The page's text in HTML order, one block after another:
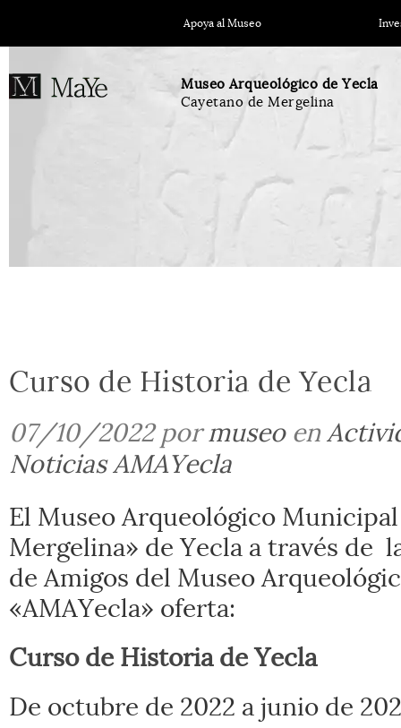
Apoya al Museo
Museo Arqueológico de Yecla
Cayetano de Mergelina
Curso de Historia de Yecla
07/10/2022 pormuseoen
Noticias AMAYecla
El Museo Arqueológico
Mergelina» de Yecla a través de
de Amigos del Museo
«AMAYecla» oferta:
Curso de Historia de Yecla
De octubre de 2022 a junio de